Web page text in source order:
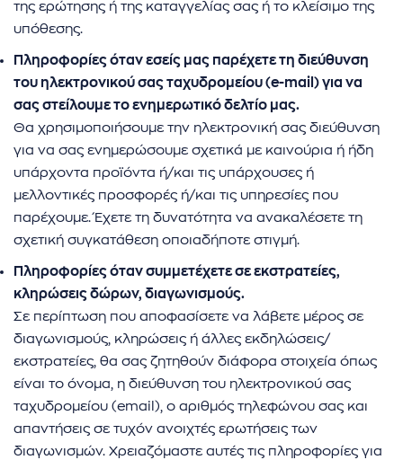
της ερώτησης ή της καταγγελίας σας ή το κλείσιμο της
υπόθεσης.
Πληροφορίες όταν εσείς μας παρέχετε τη διεύθυνση
του ηλεκτρονικού σας ταχυδρομείου (e-mail) για να
σας στείλουμε το ενημερωτικό δελτίο μας.
Θα χρησιμοποιήσουμε την ηλεκτρονική σας διεύθυνση
για να σας ενημερώσουμε σχετικά με καινούρια ή ήδη
υπάρχοντα προϊόντα ή/και τις υπάρχουσες ή
μελλοντικές προσφορές ή/και τις υπηρεσίες που
παρέχουμε. Έχετε τη δυνατότητα να ανακαλέσετε τη
σχετική συγκατάθεση οποιαδήποτε στιγμή.
Πληροφορίες όταν συμμετέχετε σε εκστρατείες,
κληρώσεις δώρων, διαγωνισμούς.
Σε περίπτωση που αποφασίσετε να λάβετε μέρος σε
διαγωνισμούς, κληρώσεις ή άλλες εκδηλώσεις/
εκστρατείες, θα σας ζητηθούν διάφορα στοιχεία όπως
είναι το όνομα, η διεύθυνση του ηλεκτρονικού σας
ταχυδρομείου (email), ο αριθμός τηλεφώνου σας και
απαντήσεις σε τυχόν ανοιχτές ερωτήσεις των
διαγωνισμών. Χρειαζόμαστε αυτές τις πληροφορίες για